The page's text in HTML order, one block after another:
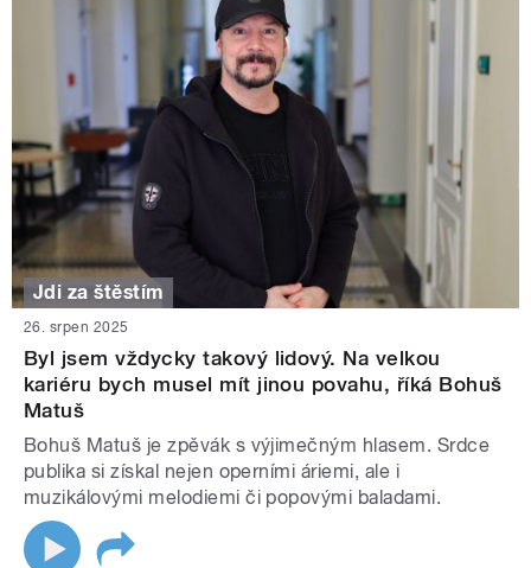
Jdi za štěstím
26. srpen 2025
Byl jsem vždycky takový lidový. Na velkou
kariéru bych musel mít jinou povahu, říká Bohuš
Matuš
Bohuš Matuš je zpěvák s výjimečným hlasem. Srdce
publika si získal nejen operními áriemi, ale i
muzikálovými melodiemi či popovými baladami.